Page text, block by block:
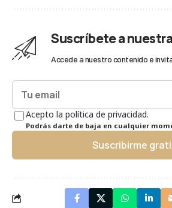
Suscríbete a
Accede a nuestro contenido e
Acepto la política de privacidad.
Podrás darte de baja en cualquier
Suscribirme